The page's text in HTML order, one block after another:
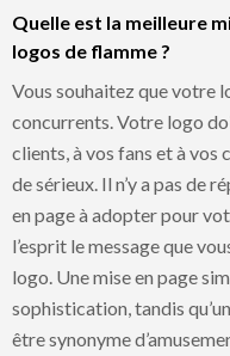
Quelle est la meilleure
logos de flamme ?
Vous souhaitez que votre
concurrents. Votre logo
clients, à vos fans et à vos
de sérieux. Il n’y a pas de
en page à adopter pour
l’esprit le message que
logo. Une mise en page
sophistication, tandis
être synonyme